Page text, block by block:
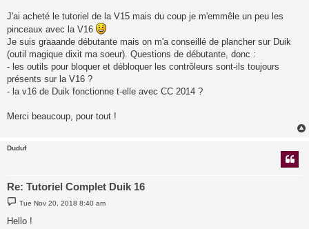
J'ai acheté le tutoriel de la V15 mais du coup je m'emmêle un peu les
pinceaux avec la V16
Je suis graaande débutante mais on m'a conseillé de plancher sur Duik
(outil magique dixit ma soeur). Questions de débutante, donc :
- les outils pour bloquer et débloquer les contrôleurs sont-ils toujours
présents sur la V16 ?
- la v16 de Duik fonctionne t-elle avec CC 2014 ?
Merci beaucoup, pour tout !
Duduf
Re: Tutoriel Complet Duik 16
P
o
s
t
Tue Nov 20, 2018 8:40 am
Hello !